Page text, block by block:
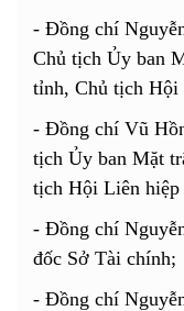
- Đồng chí
Chủ tịch Ủy ban
tỉnh, Chủ tịch Hội
- Đồng chí Vũ
tịch Ủy ban Mặt
tịch Hội Liên hiệp
- Đồng chí
đốc Sở Tài chính;
- Đồng chí